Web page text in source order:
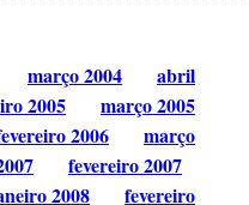
março 2004
abril
2005
março 2005
2006
março
fevereiro 2007
2008
fevereiro